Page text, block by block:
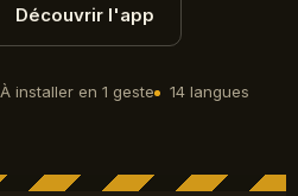
Découvrir l'app
À installer en 1 geste 14 langues